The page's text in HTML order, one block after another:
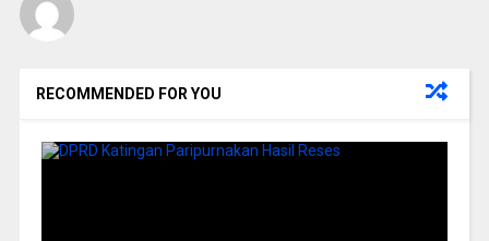
RECOMMENDED FOR YOU